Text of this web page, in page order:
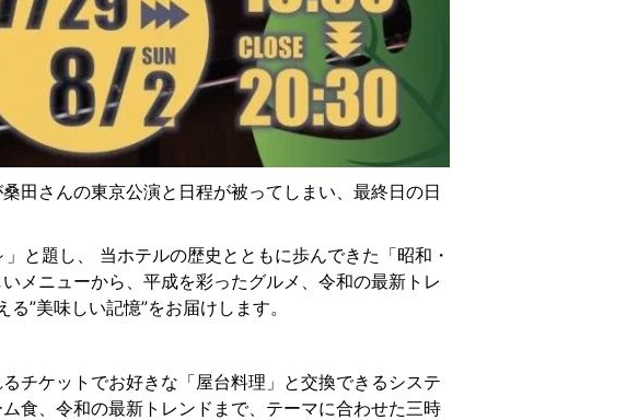
田さんの東京公演と日程が被ってしまい、最終日の日
と題し、 当ホテルの歴史とともに歩んできた「昭和・
メニューから、平成を彩ったグルメ、令和の最新トレ
”美味しい記憶”をお届けします。
チケットでお好きな「屋台料理」と交換できるシステ
食、令和の最新トレンドまで、テーマに合わせた三時